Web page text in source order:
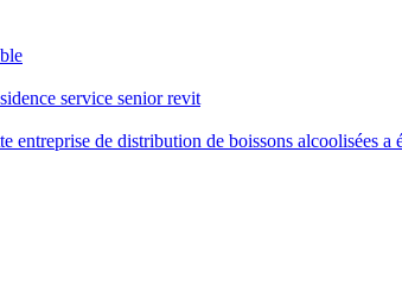
service senior revit
entreprise de distribution de boissons alcoolisées a